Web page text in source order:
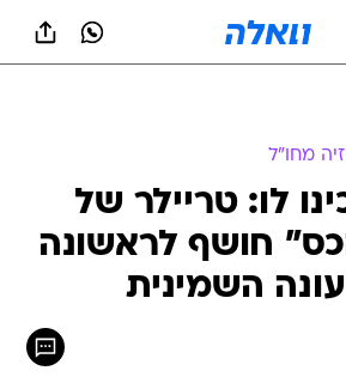
מחו"ל
לו: טריילר של
חושף לראשונה
השמינית